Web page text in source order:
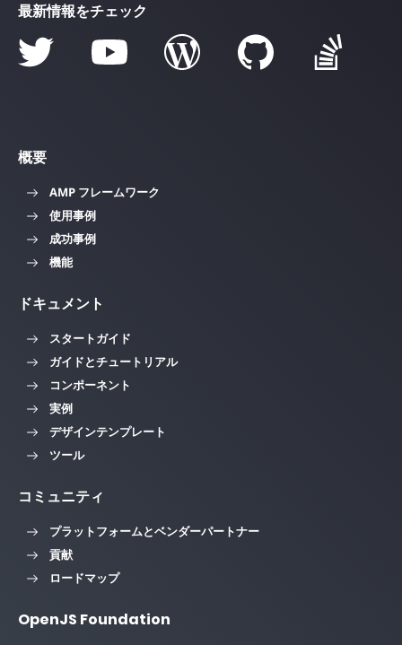
最新情報をチェック
概要
AMP フレームワーク
使用事例
成功事例
機能
ドキュメント
スタートガイド
ガイドとチュートリアル
コンポーネント
実例
デザインテンプレート
ツール
コミュニティ
プラットフォームとベンダーパートナー
貢献
ロードマップ
OpenJS Foundation